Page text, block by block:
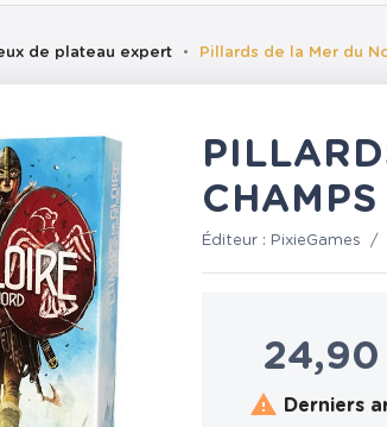
de plateau expert Pillards de la Mer du
Éditeur : PixieGames /
 Derniers